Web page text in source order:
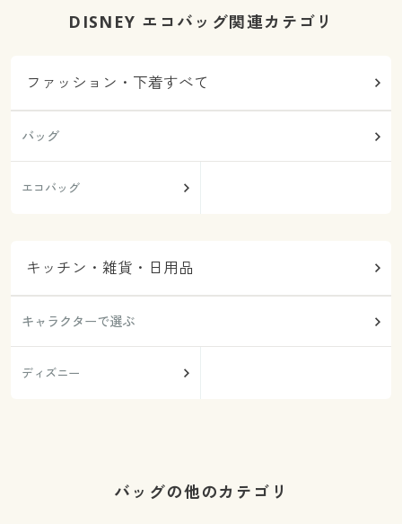
DISNEY エコバッグ関連カテゴリ
ファッション・下着すべて
バッグ
エコバッグ
キッチン・雑貨・日用品
キャラクターで選ぶ
ディズニー
バッグの他のカテゴリ